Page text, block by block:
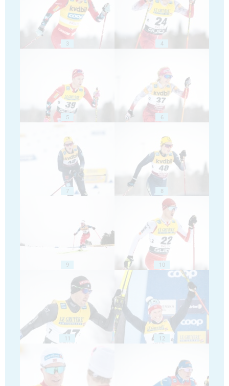
3 4
5 6
7 8
9 10
11 12